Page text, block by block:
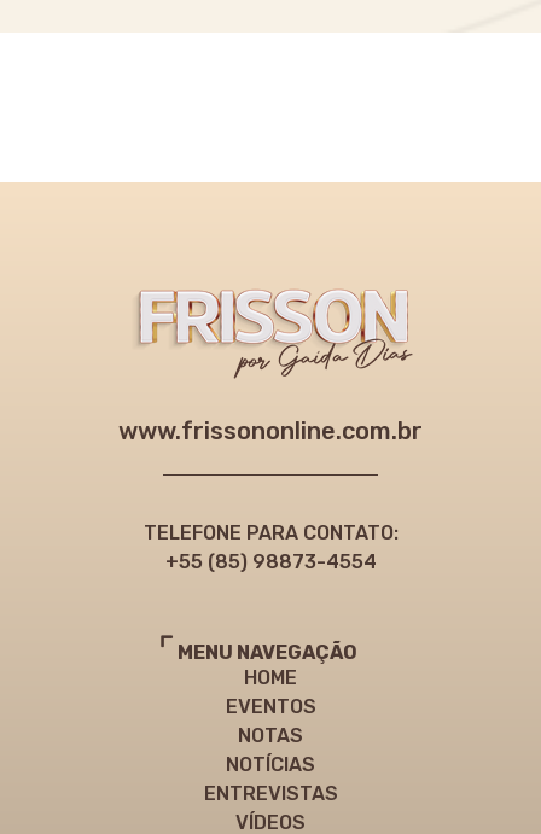
www.frissononline.com.br
TELEFONE PARA CONTATO:
+55 (85) 98873-4554
MENU NAVEGAÇÃO
HOME
EVENTOS
NOTAS
NOTÍCIAS
ENTREVISTAS
VÍDEOS